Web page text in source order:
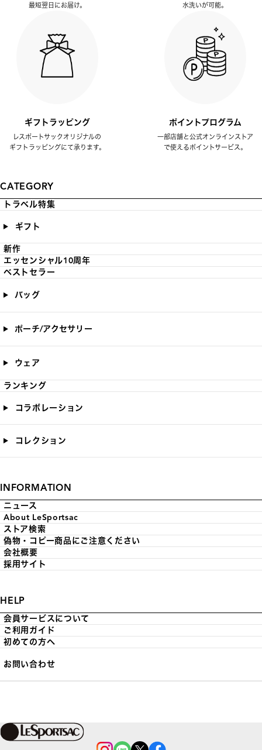
最短翌日にお届け。
水洗いが可能。
ギフトラッピング
レスポートサックオリジナルの
ギフトラッピングにて承ります。
ポイントプログラム
一部店舗と公式オンラインストア
で使えるポイントサービス。
CATEGORY
トラベル特集
ギフト
新作
エッセンシャル10周年
ベストセラー
バッグ
ポーチ/アクセサリー
ウェア
ランキング
コラボレーション
コレクション
INFORMATION
ニュース
About LeSportsac
ストア検索
偽物・コピー商品にご注意ください
会社概要
採用サイト
HELP
会員サービスについて
ご利用ガイド
初めての方へ
お問い合わせ